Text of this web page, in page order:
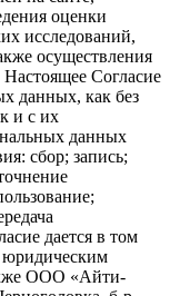
оценки
исследований,
осуществления
Согласие
данных, как без
и с их
данных
сбор; запись;
дается в том
юридическим
ООО «Айти-